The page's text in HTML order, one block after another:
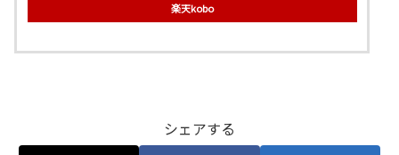
楽天kobo
シェアする